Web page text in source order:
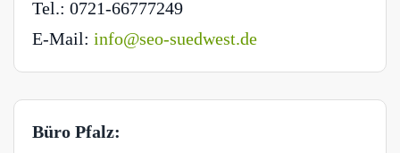
Tel.: 0721-66777249
E-Mail: info@seo-suedwest.de
Büro Pfalz: